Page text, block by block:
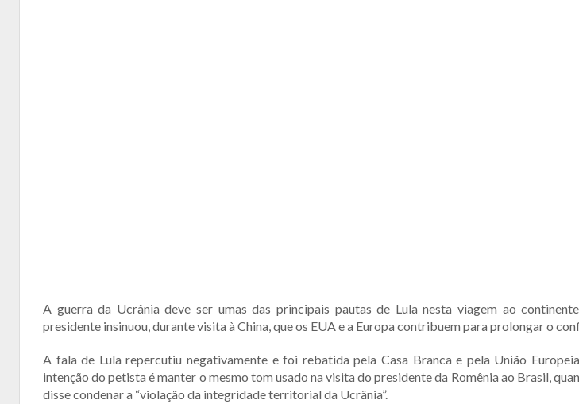
A guerra da Ucrânia deve ser umas das principais pautas de Lula nesta viagem ao
presidente insinuou, durante visita à China, que os EUA e a Europa contribuem para prolongar o
A fala de Lula repercutiu negativamente e foi rebatida pela Casa Branca e pela União
intenção do petista é manter o mesmo tom usado na visita do presidente da Romênia ao Brasil,
disse condenar a “violação da integridade territorial da Ucrânia”.